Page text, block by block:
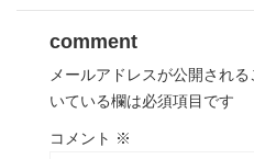
comment
メールアドレスが公開される
いている欄は必須項目です
コメント ※